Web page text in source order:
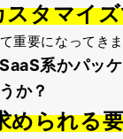
スタマイ
重要になってきま
系かパッケ
か？
められる